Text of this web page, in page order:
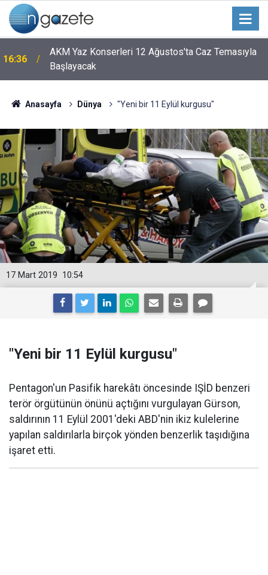
16:36
AKM Yaz Konserleri 12 Ağustos'ta Caz Temasıyla
Başlayacak
Anasayfa Dünya "Yeni bir 11 Eylül kurgusu"
10:54
17 Mart 2019
"Yeni bir 11 Eylül kurgusu"
Pentagon'un Pasifik harekâtı öncesinde IŞİD benzeri
terör örgütünün önünü açtığını vurgulayan Gürson,
saldırının 11 Eylül 2001'deki ABD'nin ikiz kulelerine
yapılan saldırılarla birçok yönden benzerlik taşıdığına
işaret etti.